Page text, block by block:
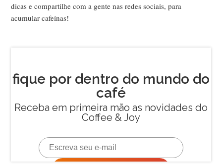
dicas e compartilhe com a gente nas redes sociais, para
acumular cafeínas!